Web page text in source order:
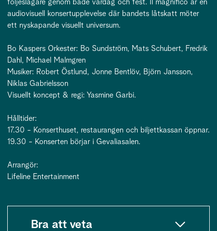
följeslagare genom både vardag och fest. Il magnifico är en
audiovisuell konsertupplevelse där bandets låtskatt möter
ett nyskapande visuellt universum.
Bo Kaspers Orkester: Bo Sundström, Mats Schubert, Fredrik
Dahl, Michael Malmgren
Musiker: Robert Östlund, Jonne Bentlöv, Björn Jansson,
Niklas Gabrielsson
Visuellt koncept & regi: Yasmine Garbi.
Hålltider:
17.30 - Konserthuset, restaurangen och biljettkassan öppnar.
19.30 - Konserten börjar i Gevaliasalen.
Arrangör:
Lifeline Entertainment
Bra att veta